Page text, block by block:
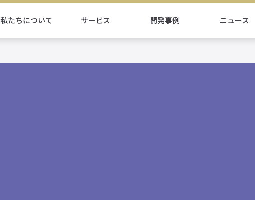
私たちについて サービス 開発事例 ニュース